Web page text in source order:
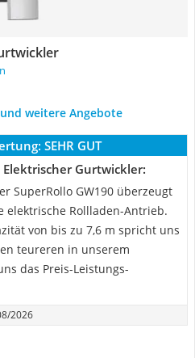
weitere Angebote
SEHR GUT
Gurtwickler:
SuperRollo GW190 überzeugt
Rollladen-Antrieb.
von bis zu 7,6 m spricht uns
teureren in unserem
das Preis-Leistungs-
2026